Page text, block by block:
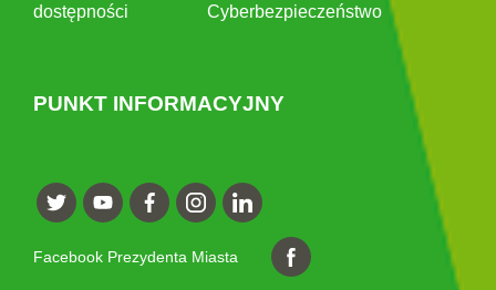
dostępności
Cyberbezpieczeństwo
PUNKT INFORMACYJNY
Facebook Prezydenta Miasta